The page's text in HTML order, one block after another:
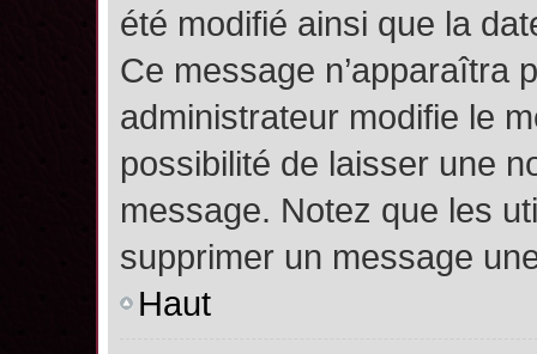
été modifié ainsi que la
Ce message n’apparaîtra
administrateur modifie le
possibilité de laisser une
message. Notez que les
supprimer un message
Haut